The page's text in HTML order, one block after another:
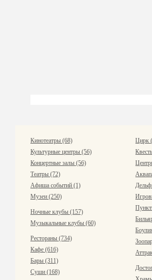
Кинотеатры (68)
Культурные центры (56)
Концертные залы (56)
Театры (72)
Афиша событий (1)
Музеи (250)
Ночные клубы (157)
Музыкальные клубы (60)
Рестораны (734)
Кафе (616)
Бары (311)
Суши (168)
Цирк